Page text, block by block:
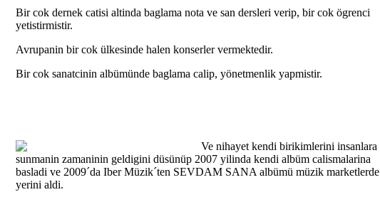
Bir cok dernek catisi altinda baglama nota ve san dersleri verip, bir cok ögrenci
yetistirmistir.
Avrupanin bir cok ülkesinde halen konserler vermektedir.
Bir cok sanatcinin albümünde baglama calip, yönetmenlik yapmistir.
Ve nihayet kendi birikimlerini insanlara
sunmanin zamaninin geldigini düsünüp 2007 yilinda kendi albüm calismalarina
basladi ve 2009´da Iber Müzik´ten SEVDAM SANA albümü müzik marketlerde
yerini aldi.